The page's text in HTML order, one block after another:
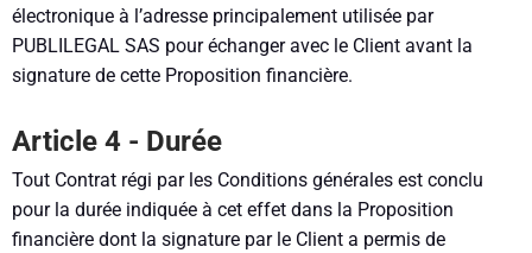
électronique à l’adresse principalement utilisée par
PUBLILEGAL SAS pour échanger avec le Client avant la
signature de cette Proposition financière.
Article 4 - Durée
Tout Contrat régi par les Conditions générales est conclu
pour la durée indiquée à cet effet dans la Proposition
financière dont la signature par le Client a permis de